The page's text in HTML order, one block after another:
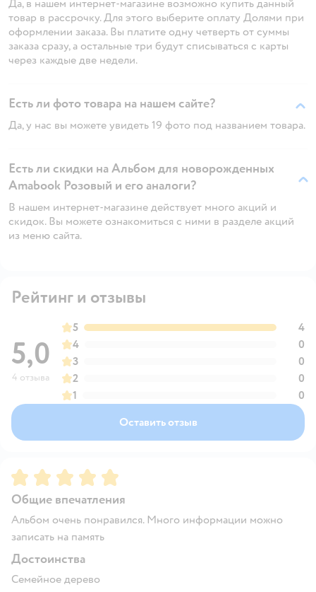
Да, в нашем интернет-магазине возможно купить данный
товар в рассрочку. Для этого выберите оплату Долями при
оформлении заказа. Вы платите одну четверть от суммы
заказа сразу, а остальные три будут списываться с карты
через каждые две недели.
Есть ли фото товара на нашем сайте?
Да, у нас вы можете увидеть 19 фото под названием товара.
Есть ли скидки на Альбом для новорожденных
Amabook Розовый и его аналоги?
В нашем интернет-магазине действует много акций и
скидок. Вы можете ознакомиться с ними в разделе акций
из меню сайта.
Рейтинг и отзывы
5,0
4 отзыва
5
4
4
0
3
0
2
0
1
0
Оставить отзыв
Рейтинг:5
Общие впечатления
Альбом очень понравился. Много информации можно
записать на память
Достоинства
Семейное дерево